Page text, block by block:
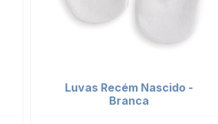
Luvas Recém Nascido -
Branca